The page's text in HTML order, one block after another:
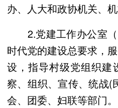
办、人大和政协机关、机
2.党建工作办公室（
时代党的建设总要求，
设，指导村级党组织建
察、组织、宣传、统战(
会、团委、妇联等部门。